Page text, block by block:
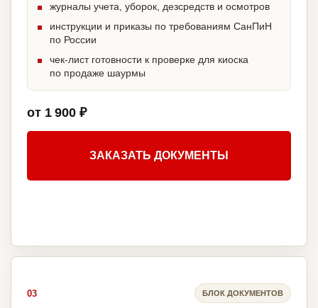
журналы учета, уборок, дезсредств и осмотров
инструкции и приказы по требованиям СанПиН
по России
чек-лист готовности к проверке для киоска
по продаже шаурмы
от 1 900 ₽
ЗАКАЗАТЬ ДОКУМЕНТЫ
03 БЛОК ДОКУМЕНТОВ